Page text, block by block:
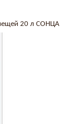
20 л СОНЦА